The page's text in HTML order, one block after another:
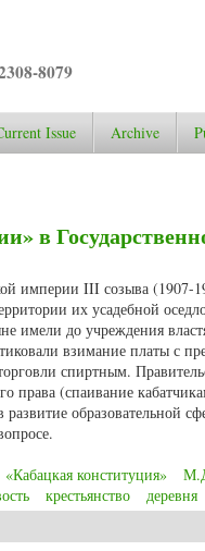
8079
Issue Archive
в
империи III созыва (1907-
их усадебной
имели до учреждения
взимание платы с
спиртным.
права (спаивание
образовательной
«Кабацкая конституция»
крестьянство деревня